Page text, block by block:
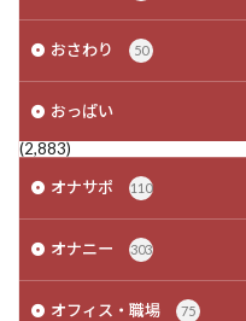
おさわり 50
おっぱい
(2,883)
オナサポ
110
オナニー 303
オフィス・職場 75